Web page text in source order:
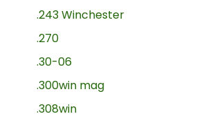
.243 Winchester
.270
.30-06
.300win mag
.308win